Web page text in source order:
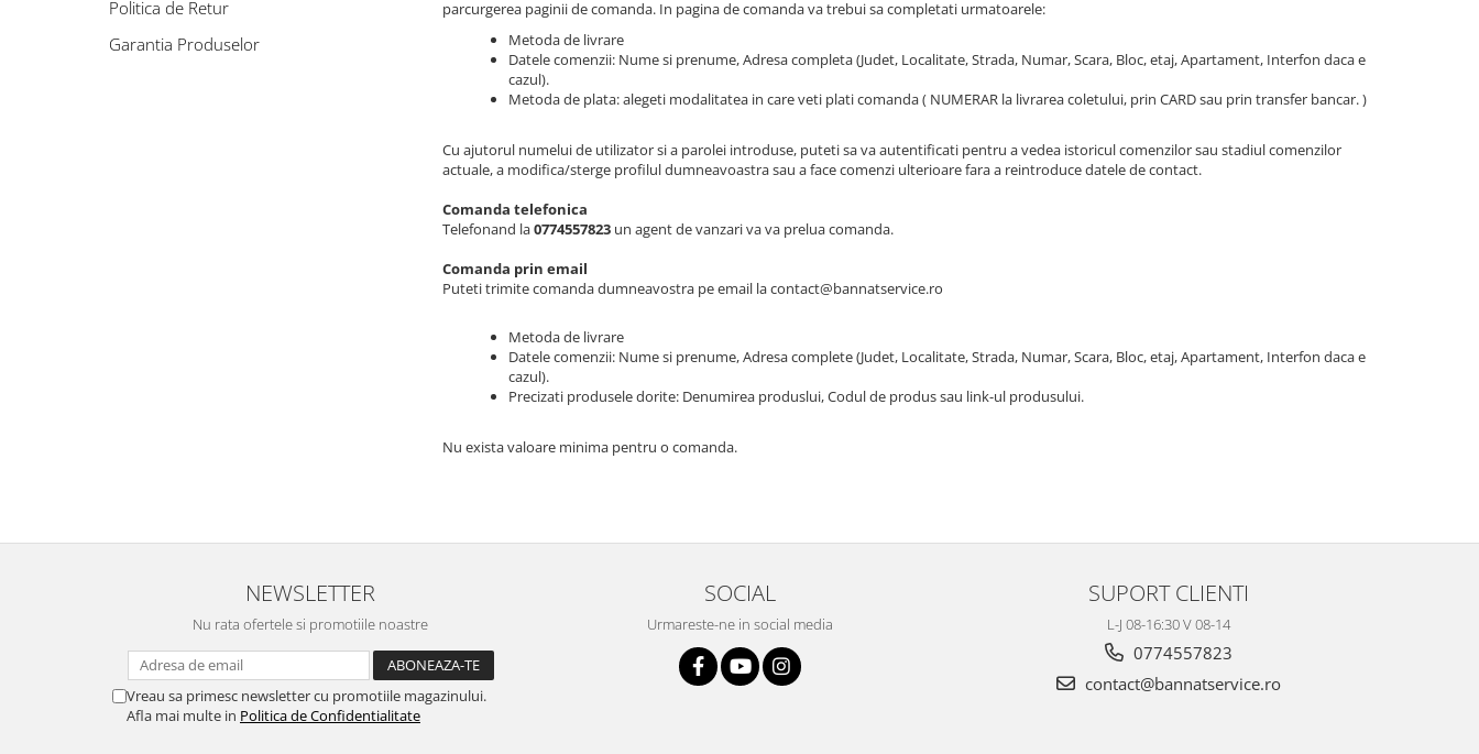
Cantar de verificare
POS - incasare cu cardul
parcurgerea paginii de comanda. In pagina de comanda va trebui sa completati urmatoarele:
Metoda de livrare
Datele comenzii: Nume si prenume, Adresa completa (Judet, Localitate, Strada, Numar, Scara, Bloc, etaj, Apartament, Interfon daca e
cazul).
Metoda de plata: alegeti modalitatea in care veti plati comanda ( NUMERAR la livrarea coletului, prin CARD sau prin transfer bancar. )
Cu ajutorul numelui de utilizator si a parolei introduse, puteti sa va autentificati pentru a vedea istoricul comenzilor sau stadiul comenzilor
actuale, a modifica/sterge profilul dumneavoastra sau a face comenzi ulterioare fara a reintroduce datele de contact.
Comanda telefonica
Telefonand la0774557823 un agent de vanzari va va prelua comanda.
Comanda prin email
Puteti trimite comanda dumneavostra pe email la contact@bannatservice.ro
Metoda de livrare
Datele comenzii: Nume si prenume, Adresa complete (Judet, Localitate, Strada, Numar, Scara, Bloc, etaj, Apartament, Interfon daca e
cazul).
Precizati produsele dorite: Denumirea produslui, Codul de produs sau link-ul produsului.
Nu exista valoare minima pentru o comanda.
Politica de Retur
Garantia Produselor
NEWSLETTER
Nu rata ofertele si promotiile noastre
Vreau sa primesc newsletter cu promotiile magazinului.
Afla mai multe in Politica de Confidentialitate
SOCIAL
Urmareste-ne in social media
SUPORT CLIENTI
L-J 08-16:30 V 08-14
0774557823
contact@bannatservice.ro